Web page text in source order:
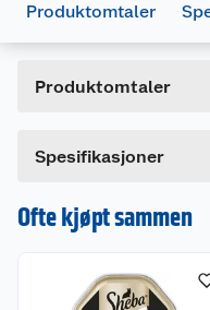
Produktomtaler
Produktomtaler
Dette produktet har
en omtale.
Spesifikasjoner
Lengde
Ofte kjøpt sammen